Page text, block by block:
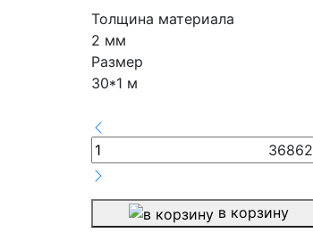
Толщина материала
2 мм
Размер
30*1 м
36862
в корзину